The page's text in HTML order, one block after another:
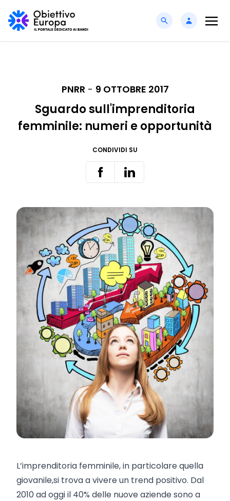
PNRR - 9 OTTOBRE 2017
Sguardo sull'imprenditoria
femminile: numeri e opportunità
CONDIVIDI SU
L’imprenditoria femminile, in particolare quella
giovanile,si trova a vivere un trend positivo. Dal
2010 ad oggi il 40% delle nuove aziende sono a